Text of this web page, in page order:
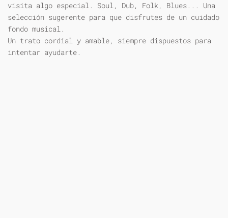
visita algo especial. Soul, Dub, Folk, Blues... Una
selección sugerente para que disfrutes de un cuidado
fondo musical.
Un trato cordial y amable, siempre dispuestos para
intentar ayudarte.